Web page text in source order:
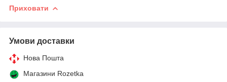
Приховати
Умови доставки
Нова Пошта
Магазини Rozetka